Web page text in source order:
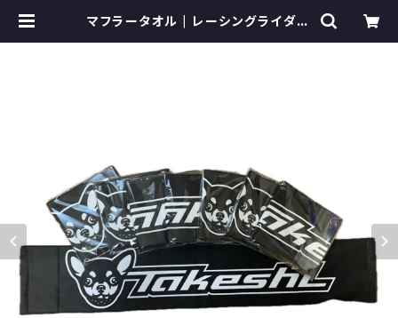
マフラータオル | レーシングライダー